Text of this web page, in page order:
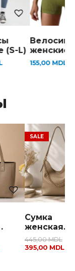
(S-L) женские
155,00 MDL
Сумка
женская.
445,00MDL
395,00 MDL